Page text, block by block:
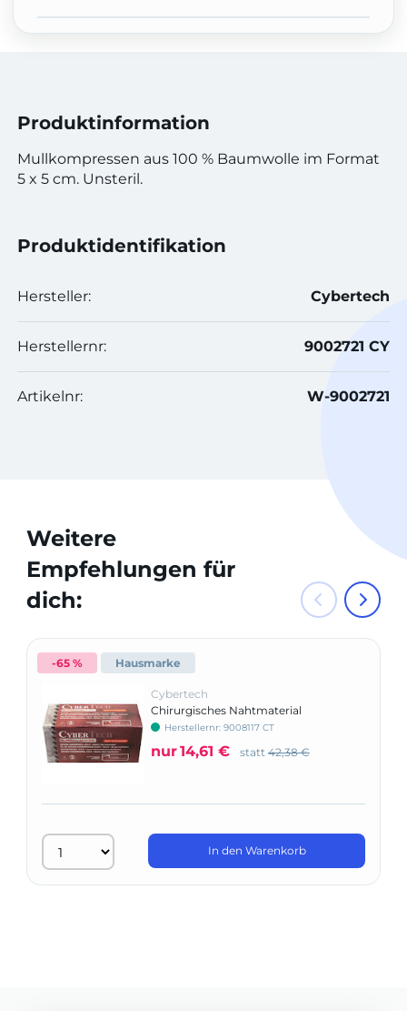
Produktinformation
Mullkompressen aus 100 % Baumwolle im Format
5 x 5 cm. Unsteril.
Produktidentifikation
Hersteller: Cybertech
Herstellernr: 9002721 CY
Artikelnr: W-9002721
Weitere
Empfehlungen für
dich:
-65 % Hausmarke
Cybertech
Chirurgisches Nahtmaterial
Herstellernr: 9008117 CT
nur14,61 € statt 42,38 €
In den Warenkorb